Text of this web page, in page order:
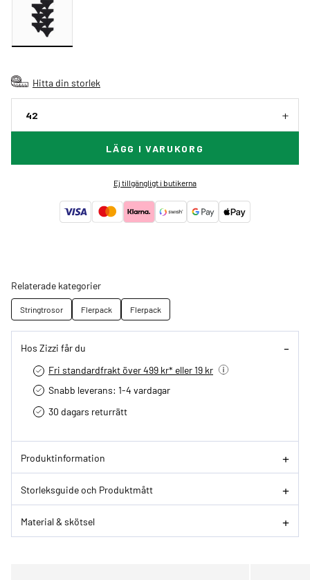
Hitta din storlek
42
LÄGG I VARUKORG
Ej tillgängligt i butikerna
Relaterade kategorier
Stringtrosor Flerpack Flerpack
Hos Zizzi får du
Fri standardfrakt över 499 kr* eller 19 kr
Snabb leverans: 1-4 vardagar
30 dagars returrätt­
Produktinformation
Storleksguide och Produktmått
Material & skötsel